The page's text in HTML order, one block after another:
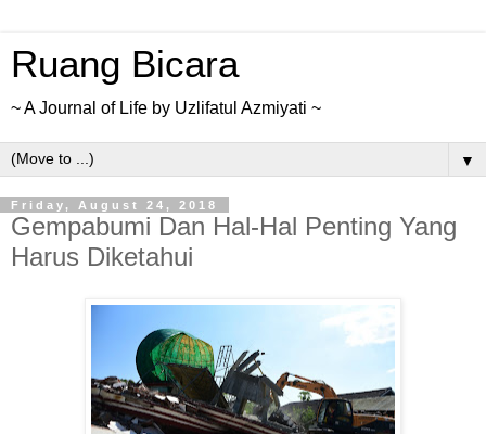
Ruang Bicara
~ A Journal of Life by Uzlifatul Azmiyati ~
▼
Friday, August 24, 2018
Gempabumi Dan Hal-Hal Penting Yang
Harus Diketahui